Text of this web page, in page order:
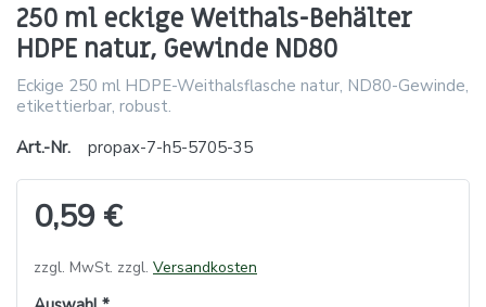
250 ml eckige Weithals-Behälter
HDPE natur, Gewinde ND80
Eckige 250 ml HDPE-Weithalsflasche natur, ND80-Gewinde,
etikettierbar, robust.
Art.-Nr.
propax-7-h5-5705-35
0,59 €
zzgl. MwSt. zzgl. Versandkosten